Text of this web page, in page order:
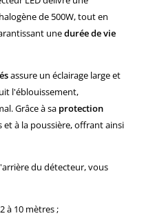
de 500W, tout en
unedurée de vie
assure un éclairage large et
l'éblouissement,
Grâce à sa protection
à la poussière, offrant ainsi
du détecteur, vous
à 10 mètres ;